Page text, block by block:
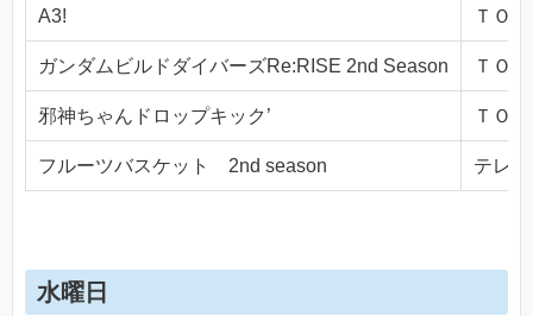
A3! ＴＯ
ガンダムビルドダイバーズRe:RISE 2nd Season ＴＯ
邪神ちゃんドロップキック’ ＴＯ
フルーツバスケット 2nd season テレ
水曜日